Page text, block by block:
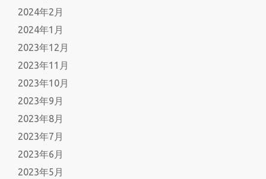
2024年2月
2024年1月
2023年12月
2023年11月
2023年10月
2023年9月
2023年8月
2023年7月
2023年6月
2023年5月